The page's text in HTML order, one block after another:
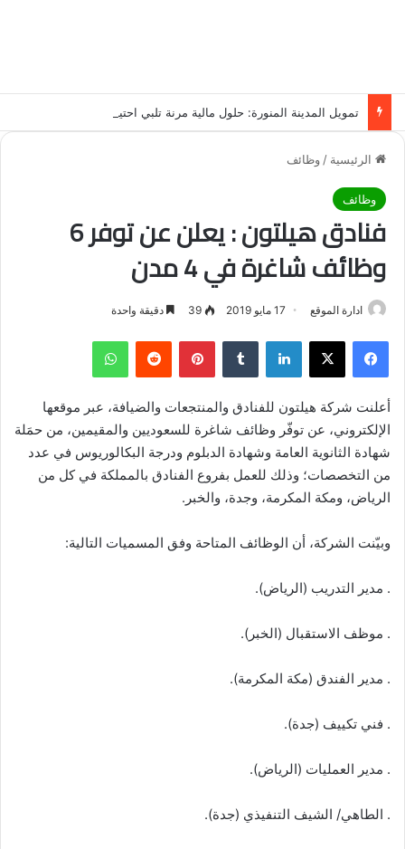
الرئيسية / وظائف
وظائف
فنادق هيلتون : يعلن عن توفر 6
وظائف شاغرة في 4 مدن
ادارة الموقع 17 مايو 2019 39 دقيقة واحدة
فيسبوك لينكدإن بينتيريست
أعلنت شركة هيلتون للفنادق والمنتجعات والضيافة، عبر موقعها
الإلكتروني، عن توفّر وظائف شاغرة للسعوديين والمقيمين، من حمَلة
شهادة الثانوية العامة وشهادة الدبلوم ودرجة البكالوريوس في عدد
من التخصصات؛ وذلك للعمل بفروع الفنادق بالمملكة في كل من
الرياض، ومكة المكرمة، وجدة، والخبر.
وبيّنت الشركة، أن الوظائف المتاحة وفق المسميات التالية:
. مدير التدريب (الرياض).
. موظف الاستقبال (الخبر).
. مدير الفندق (مكة المكرمة).
. فني تكييف (جدة).
. مدير العمليات (الرياض).
. الطاهي/ الشيف التنفيذي (جدة).